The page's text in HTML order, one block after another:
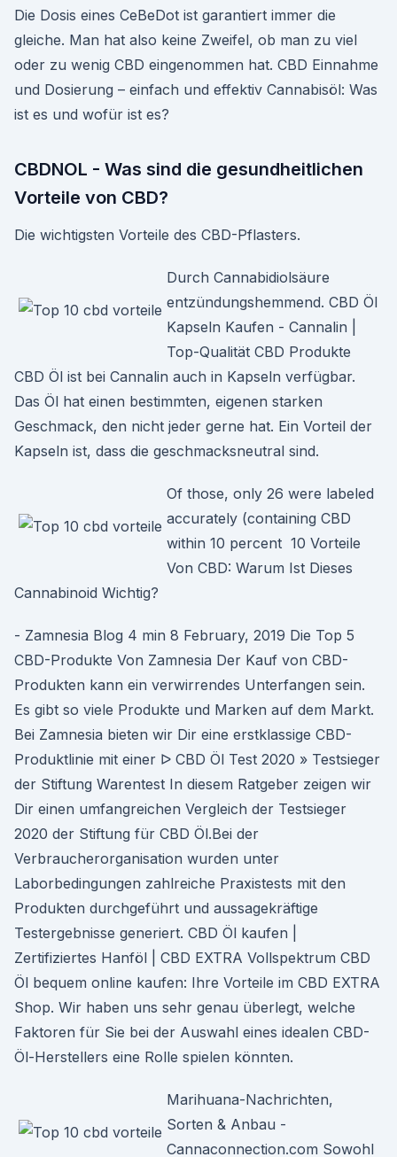
Die Dosis eines CeBeDot ist garantiert immer die
gleiche. Man hat also keine Zweifel, ob man zu viel
oder zu wenig CBD eingenommen hat. CBD Einnahme
und Dosierung – einfach und effektiv Cannabisöl: Was
ist es und wofür ist es?
CBDNOL - Was sind die gesundheitlichen
Vorteile von CBD?
Die wichtigsten Vorteile des CBD-Pflasters.
Durch Cannabidiolsäure
entzündungshemmend. CBD Öl
Kapseln Kaufen - Cannalin |
Top-Qualität CBD Produkte
CBD Öl ist bei Cannalin auch in Kapseln verfügbar.
Das Öl hat einen bestimmten, eigenen starken
Geschmack, den nicht jeder gerne hat. Ein Vorteil der
Kapseln ist, dass die geschmacksneutral sind.
Of those, only 26 were labeled
accurately (containing CBD
within 10 percent 10 Vorteile
Von CBD: Warum Ist Dieses
Cannabinoid Wichtig?
- Zamnesia Blog 4 min 8 February, 2019 Die Top 5
CBD-Produkte Von Zamnesia Der Kauf von CBD-
Produkten kann ein verwirrendes Unterfangen sein.
Es gibt so viele Produkte und Marken auf dem Markt.
Bei Zamnesia bieten wir Dir eine erstklassige CBD-
Produktlinie mit einer ᐅ CBD Öl Test 2020 » Testsieger
der Stiftung Warentest In diesem Ratgeber zeigen wir
Dir einen umfangreichen Vergleich der Testsieger
2020 der Stiftung für CBD Öl.Bei der
Verbraucherorganisation wurden unter
Laborbedingungen zahlreiche Praxistests mit den
Produkten durchgeführt und aussagekräftige
Testergebnisse generiert. CBD Öl kaufen |
Zertifiziertes Hanföl | CBD EXTRA Vollspektrum CBD
Öl bequem online kaufen: Ihre Vorteile im CBD EXTRA
Shop. Wir haben uns sehr genau überlegt, welche
Faktoren für Sie bei der Auswahl eines idealen CBD-
Öl-Herstellers eine Rolle spielen könnten.
Marihuana-Nachrichten,
Sorten & Anbau -
Cannaconnection.com Sowohl